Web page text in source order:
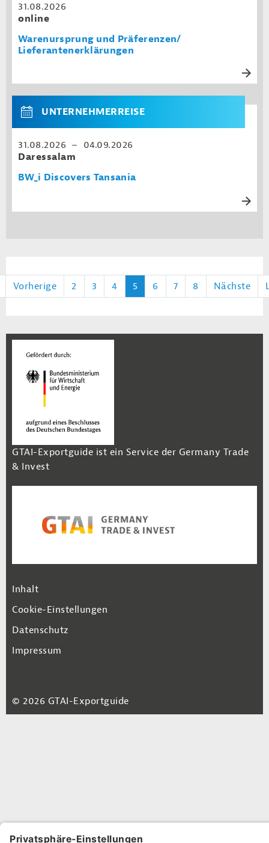
31.08.2026
online
Warenursprung und Präferenzen/
Lieferantenerklärungen
UNTERNEHMERREISE
31.08.2026 – 04.09.2026
Daressalam
BW_i Discovers Tansania
Vorherige 2 3 4 5 6 7 8 Nächste
GTAI-Exportguide ist ein Service der Germany Trade
& Invest
Footer Navigation
Inhalt
Cookie-Einstellungen
Datenschutz
Impressum
© 2026 GTAI-Exportguide